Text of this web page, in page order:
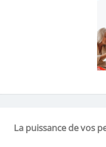
La puissance de vos